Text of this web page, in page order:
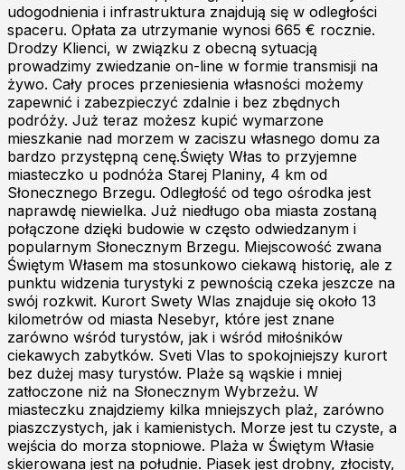
udogodnienia i infrastruktura znajdują się w odległości
spaceru. Opłata za utrzymanie wynosi 665 € rocznie.
Drodzy Klienci, w związku z obecną sytuacją
prowadzimy zwiedzanie on-line w formie transmisji na
żywo. Cały proces przeniesienia własności możemy
zapewnić i zabezpieczyć zdalnie i bez zbędnych
podróży. Już teraz możesz kupić wymarzone
mieszkanie nad morzem w zaciszu własnego domu za
bardzo przystępną cenę.Święty Włas to przyjemne
miasteczko u podnóża Starej Planiny, 4 km od
Słonecznego Brzegu. Odległość od tego ośrodka jest
naprawdę niewielka. Już niedługo oba miasta zostaną
połączone dzięki budowie w często odwiedzanym i
popularnym Słonecznym Brzegu. Miejscowość zwana
Świętym Własem ma stosunkowo ciekawą historię, ale z
punktu widzenia turystyki z pewnością czeka jeszcze na
swój rozkwit. Kurort Swety Wlas znajduje się około 13
kilometrów od miasta Nesebyr, które jest znane
zarówno wśród turystów, jak i wśród miłośników
ciekawych zabytków. Sveti Vlas to spokojniejszy kurort
bez dużej masy turystów. Plaże są wąskie i mniej
zatłoczone niż na Słonecznym Wybrzeżu. W
miasteczku znajdziemy kilka mniejszych plaż, zarówno
piaszczystych, jak i kamienistych. Morze jest tu czyste, a
wejścia do morza stopniowe. Plaża w Świętym Własie
skierowana jest na południe. Piasek jest drobny, złocisty,